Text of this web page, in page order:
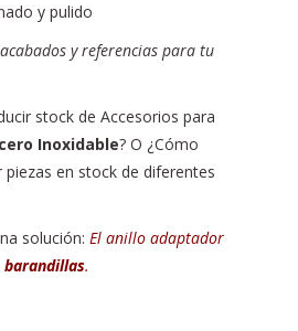
y pulido
y referencias para tu
stock de Accesorios para
Inoxidable? O ¿Cómo
en stock de diferentes
solución: El anillo adaptador
barandillas.